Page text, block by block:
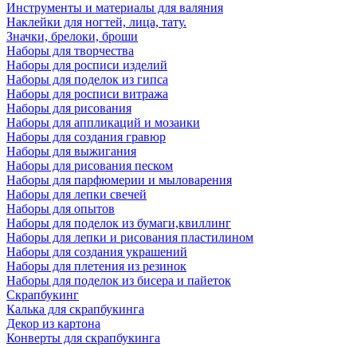
Инструменты и материалы для валяния
Наклейки для ногтей, лица, тату.
Значки, брелоки, броши
Наборы для творчества
Наборы для росписи изделий
Наборы для поделок из гипса
Наборы для росписи витража
Наборы для рисования
Наборы для аппликаций и мозаики
Наборы для создания гравюр
Наборы для выжигания
Наборы для рисования песком
Наборы для парфюмерии и мыловарения
Наборы для лепки свечей
Наборы для опытов
Наборы для поделок из бумаги,квиллинг
Наборы для лепки и рисования пластилином
Наборы для создания украшений
Наборы для плетения из резинок
Наборы для поделок из бисера и пайеток
Скрапбукинг
Калька для скрапбукинга
Декор из картона
Конверты для скрапбукинга